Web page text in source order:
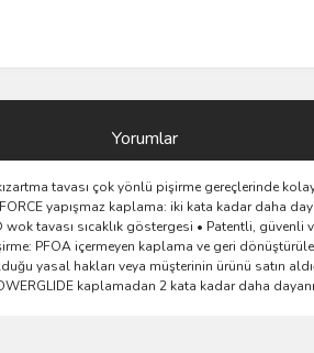
Yorumlar
tavası çok yönlü pişirme gereçlerinde
yapışmaz kaplama: iki kata kadar daha
tavası sıcaklık göstergesi • Patentli, güvenli
PFOA içermeyen kaplama ve geri
yasal hakları veya müşterinin ürünü satın
kaplamadan 2 kata kadar daha